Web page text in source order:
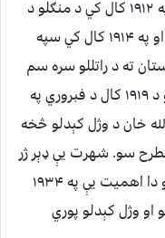
وخت کي د ډګروالی رتبې ته ورسېدی او په ۱۹۱۲ کال کي د منګلو د
ښورښ د ځپلو څخه وروسته نایب سالار او په ۱۹۱۴ کال کي سپه
ته د راتللو سره سم
په پوځي او سیاسي برخو کي فعال وو خو د ۱۹۱۹ کال د فبروري په
خان د وژل کېدلو څخه
سو. شهرت یې ډېر ژر
تر لندن، برلین او ماسکو پوري ورسېدی او دا اهمیت یې په ۱۹۳۴
او وژل کېدلو پوري